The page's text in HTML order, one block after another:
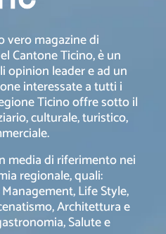
vero magazine di
Cantone Ticino, è un
opinion leader e ad un
interessate a tutti i
Ticino offre sotto il
culturale, turistico,
media di riferimento nei
regionale, quali:
Life Style,
Architettura e
Salute e